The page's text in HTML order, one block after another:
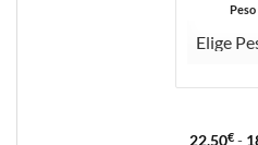
Peso
22,50€ -